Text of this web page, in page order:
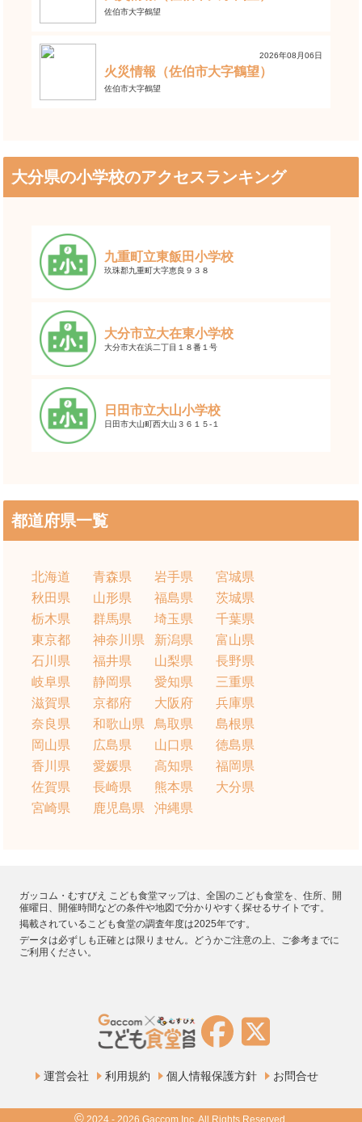
佐伯市大字鶴望
2026年08月06日
火災情報（佐伯市大字鶴望）
佐伯市大字鶴望
大分県の小学校のアクセスランキング
九重町立東飯田小学校
玖珠郡九重町大字恵良９３８
大分市立大在東小学校
大分市大在浜二丁目１８番１号
日田市立大山小学校
日田市大山町西大山３６１５-１
都道府県一覧
北海道 青森県 岩手県
宮城県
秋田県
山形県 福島県
茨城県
栃木県
群馬県 埼玉県
千葉県
東京都
神奈川県 新潟県
富山県
石川県
福井県 山梨県
長野県
岐阜県
静岡県 愛知県
三重県
滋賀県
京都府 大阪府
兵庫県
奈良県
和歌山県 鳥取県
島根県
岡山県
広島県 山口県
徳島県
香川県
愛媛県 高知県
福岡県
佐賀県
長崎県 熊本県
大分県
宮崎県
鹿児島県 沖縄県
ガッコム・むすびえ こども食堂マップは、全国のこども食堂を、住所、開
催曜日、開催時間などの条件や地図で分かりやすく探せるサイトです。
掲載されているこども食堂の調査年度は2025年です。
データは必ずしも正確とは限りません。どうかご注意の上、ご参考までに
ご利用ください。
運営会社 利用規約 個人情報保護方針 お問合せ
© 2024 - 2026 Gaccom Inc. All Rights Reserved.